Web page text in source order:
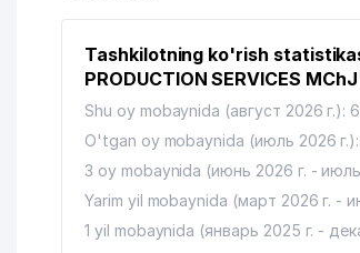
14 SAKURA STYLE MChJ
AGROTEK QK MChJ
LINA EXCLUSIVE PRODUCT
BEGZOD FARM SHIFO MChJ
ABDURAZAKOV Z.T. YAKKA
LOTOS INDUSTRIAL GROUP
Tashkilotning ko'rish
PRODUCTION SERVICES
Shu oy mobaynida (август 2026 г.): 6
O'tgan oy mobaynida (июль 2026
3 oy mobaynida (июнь 2026 г. -
Yarim yil mobaynida (март 2026 г. -
1 yil mobaynida (январь 2025 г. -